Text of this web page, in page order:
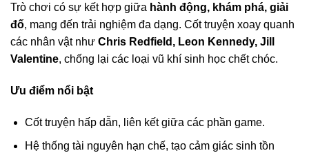
Trò chơi có sự kết hợp giữa hành động, khám phá, giải
đố, mang đến trải nghiệm đa dạng. Cốt truyện xoay quanh
các nhân vật như Chris Redfield, Leon Kennedy, Jill
Valentine, chống lại các loại vũ khí sinh học chết chóc.
Ưu điểm nổi bật
Cốt truyện hấp dẫn, liên kết giữa các phần game.
Hệ thống tài nguyên hạn chế, tạo cảm giác sinh tồn